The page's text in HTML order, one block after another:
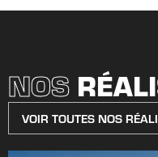
NOS
VOIR TOUTES NOS